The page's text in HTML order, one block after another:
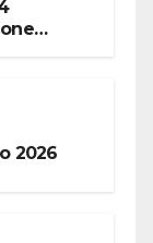
2026